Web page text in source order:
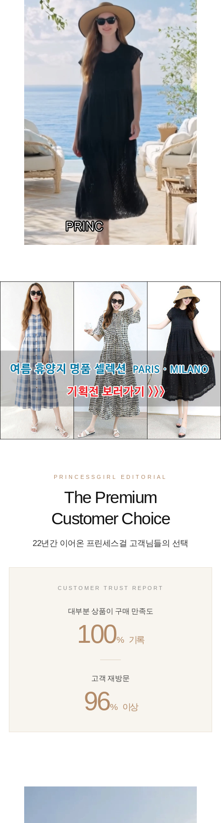
PRINCESSGIRL EDITORIAL
The Premium
Customer Choice
22년간 이어온 프린세스걸 고객님들의 선택
CUSTOMER TRUST REPORT
대부분 상품이 구매 만족도
100% 기록
고객 재방문
96% 이상